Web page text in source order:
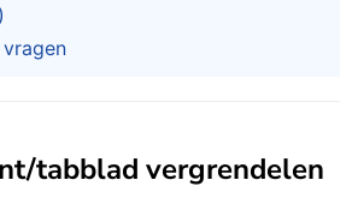
tabblad vergrendelen